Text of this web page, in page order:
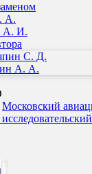
А.
А. И.
С. Д.
А. А.
Московский